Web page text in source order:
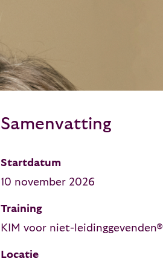
Samenvatting
Startdatum
10 november 2026
Training
KIM voor niet-leidinggevenden®
Locatie